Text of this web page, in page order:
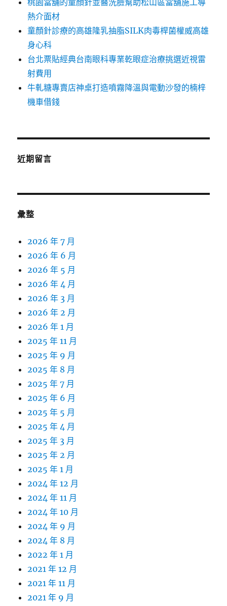
桃園當舖的童顏針並醫洗臉幫助松山區當舖施工導
熱介面材
童顏針診療的高雄隆乳抽脂SILK肉毒桿菌權威高雄
身心科
台北票貼經典台南眼科專業乾眼症治療挑選近視雷
射費用
牛軋糖專賣店神桌打造噴霧降溫與電動沙發的楠梓
機車借錢
近期留言
彙整
2026 年 7 月
2026 年 6 月
2026 年 5 月
2026 年 4 月
2026 年 3 月
2026 年 2 月
2026 年 1 月
2025 年 11 月
2025 年 9 月
2025 年 8 月
2025 年 7 月
2025 年 6 月
2025 年 5 月
2025 年 4 月
2025 年 3 月
2025 年 2 月
2025 年 1 月
2024 年 12 月
2024 年 11 月
2024 年 10 月
2024 年 9 月
2024 年 8 月
2022 年 1 月
2021 年 12 月
2021 年 11 月
2021 年 9 月